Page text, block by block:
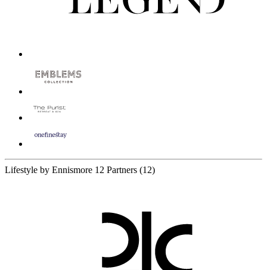
Lifestyle by Ennismore 12 Partners (12)